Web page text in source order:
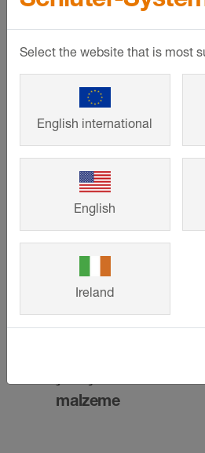
Yüksek kaliteli
ürünler
Yüksek ürün
mevcudiyeti
malzeme
Select the website that is most
English international
English
Ireland